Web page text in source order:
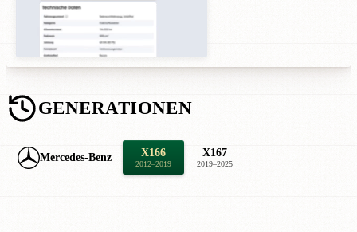
GENERATIONEN
Mercedes-Benz X166
2012–2019
X167
2019–2025